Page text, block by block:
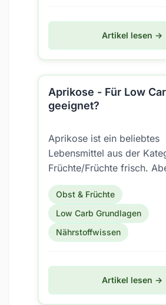
Artikel lesen →
Aprikose - Für Low
geeignet?
Aprikose ist ein beliebtes
Lebensmittel aus der
Früchte/Früchte frisch.
auch für eine Low Carb
geeignet?
Obst & Früchte
Low Carb Grundlagen
Nährstoffwissen
Artikel lesen →